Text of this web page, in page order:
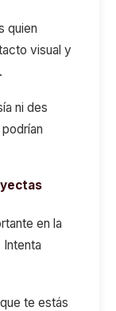
quien
visual y
ni des
en la
te estás